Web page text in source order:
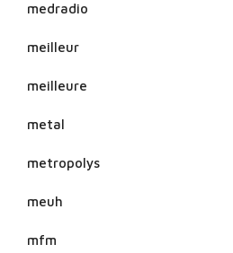
medradio
meilleur
meilleure
metal
metropolys
meuh
mfm